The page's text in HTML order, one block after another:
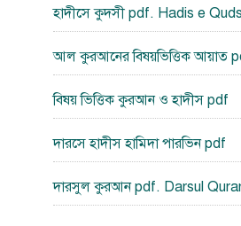
হাদীসে কুদসী pdf. Hadis e
আল কুরআনের বিষয়ভিত্তিক আয়াত
বিষয় ভিত্তিক কুরআন ও হাদীস pdf
দারসে হাদীস হামিদা পারভিন pdf
দারসুল কুরআন pdf. Darsul